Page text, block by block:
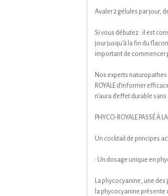
Avaler 2 gélules par jour,
Si vous débutez : il est
jour jusqu'à la fin du
important de commencer
Nos experts
ROYALE d’informer
n’aura d’effet durable
PHYCO-ROYALE PASSÉ À
Un cocktail de principes
• Un dosage unique en
La phycocyanine, une
la phycocyanine